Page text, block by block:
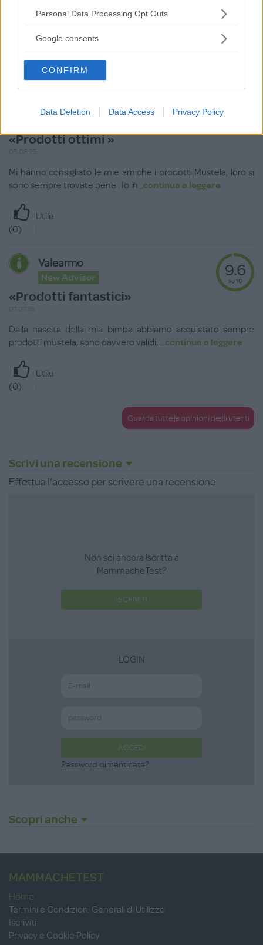
Please note that this website/app uses one or more Google
not limited to your visit or usage behaviour. You may click to
use your data for below specified purposes in below Google
consent section.
Personal Data Processing Opt Outs
Google consents
CONFIRM
Data Deletion Data Access Privacy Policy
La prima cosa che salta all’occhio è certamente il prezzo più
elevato rispetto ad altri marchi...continua a leggere
Utile
MarciLu
«Prodotti ottimi »
10.0
Mi hanno consigliato le mie amiche i prodotti Mustela, loro si
sono sempre trovate bene . Io in...continua a leggere
Utile
(0)
Valearmo
New Advisor
«Prodotti fantastici»
9.6
su 10
Dalla nascita della mia bimba abbiamo acquistato sempre
prodotti mustela, sono davvero validi, ...continua a leggere
Utile
(0)
Guarda tutte le opinioni degli utenti
Scrivi una recensione
Effettua l'accesso per scrivere una recensione
Non sei ancora iscritta a
MammacheTest?
ISCRIVITI
LOGIN
ACCEDI
Password dimenticata?
Scopri anche
MAMMACHETEST
Home
Termini e Condizioni Generali di Utilizzo
Iscriviti
Privacy e Cookie Policy